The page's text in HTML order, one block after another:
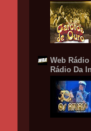
Web
Rádio Da